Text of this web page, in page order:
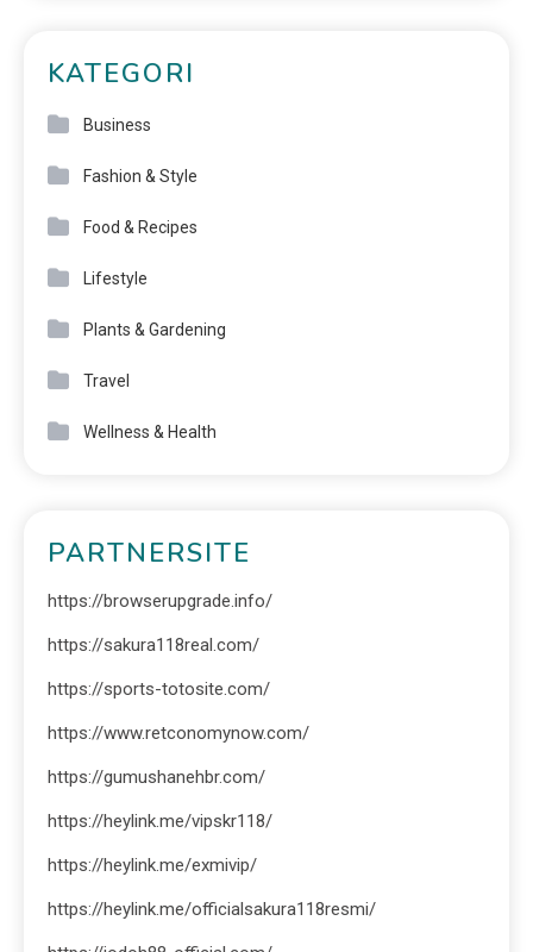
KATEGORI
Business
Fashion & Style
Food & Recipes
Lifestyle
Plants & Gardening
Travel
Wellness & Health
PARTNERSITE
https://browserupgrade.info/
https://sakura118real.com/
https://sports-totosite.com/
https://www.retconomynow.com/
https://gumushanehbr.com/
https://heylink.me/vipskr118/
https://heylink.me/exmivip/
https://heylink.me/officialsakura118resmi/